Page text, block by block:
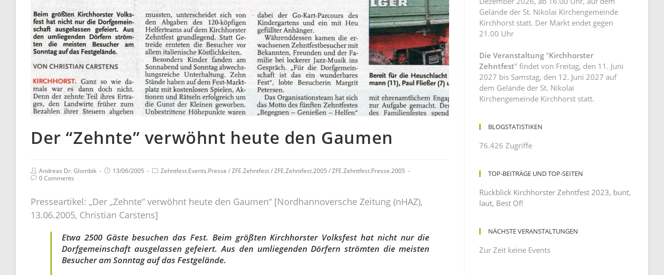
Der “Zehnte” verwöhnt heute den Gaumen
Andreas Dr. Glombik 13/06/2005 Zehntfest.Events.Presse /ZFE.Zehntfest/ZFE.Zehntfest.2005 /ZFE.Zehntfest.Presse.2005
0 Comments
Presseartikel: „Der „Zehnte“ verwöhnt heute den Gaumen“ [Nordhannoversche Zeitung (nHAZ),
13.06.2005, Christian Carstens]
Etwa 2500 Gäste besuchen das Fest. Beim größten Kirchhorster Volksfest hat nicht nur die
Dorfgemeinschaft ausgelassen gefeiert. Aus den umliegenden Dörfern strömten die meisten
Besucher am Sonntag auf das Festgelände.
Gelände der St. Nikolai Kirchengemeinde
Kirchhorst statt. Der Markt endet gegen
21.00 Uhr
Die Veranstaltung "Kirchhorster
Zehntfest" findet von Freitag, den 11. Juni
2027 bis Samstag, den 12. Juni 2027 auf
dem Gelände der St. Nikolai
Kirchengemeinde Kirchhorst statt.
BLOGSTATISTIKEN
76.426 Zugriffe
TOP-BEITRÄGE UND TOP-SEITEN
Rückblick Kirchhorster Zehntfest 2023, bunt,
laut, Best Of!
NÄCHSTE VERANSTALTUNGEN
Zur Zeit keine Events